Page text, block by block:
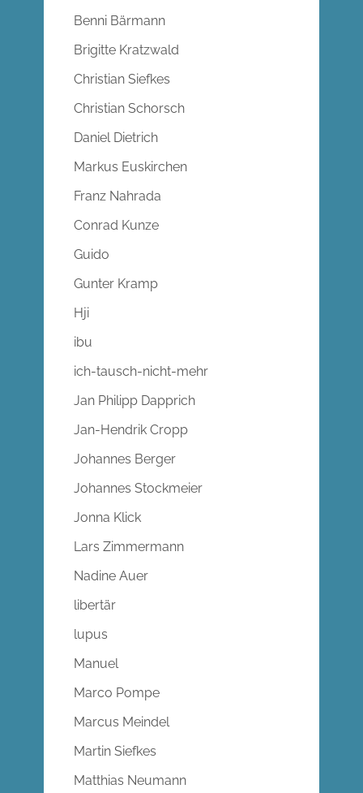
Benni Bärmann
Brigitte Kratzwald
Christian Siefkes
Christian Schorsch
Daniel Dietrich
Markus Euskirchen
Franz Nahrada
Conrad Kunze
Guido
Gunter Kramp
Hji
ibu
ich-tausch-nicht-mehr
Jan Philipp Dapprich
Jan-Hendrik Cropp
Johannes Berger
Johannes Stockmeier
Jonna Klick
Lars Zimmermann
Nadine Auer
libertär
lupus
Manuel
Marco Pompe
Marcus Meindel
Martin Siefkes
Matthias Neumann